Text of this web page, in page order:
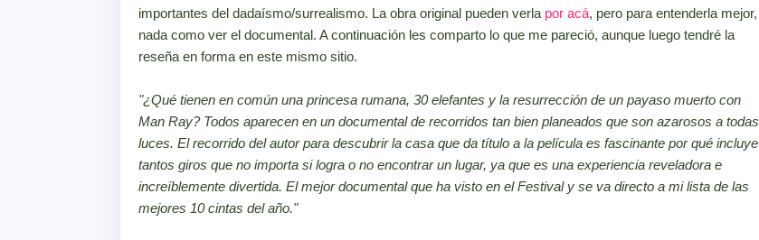
importantes del dadaísmo/surrealismo. La obra original pueden verla por acá, pero para entenderla mejor,
nada como ver el documental. A continuación les comparto lo que me pareció, aunque luego tendré la
reseña en forma en este mismo sitio.
"¿Qué tienen en común una princesa rumana, 30 elefantes y la resurrección de un payaso muerto con
Man Ray? Todos aparecen en un documental de recorridos tan bien planeados que son azarosos a todas
luces. El recorrido del autor para descubrir la casa que da título a la película es fascinante por qué incluye
tantos giros que no importa si logra o no encontrar un lugar, ya que es una experiencia reveladora e
increíblemente divertida. El mejor documental que ha visto en el Festival y se va directo a mi lista de las
mejores 10 cintas del año."